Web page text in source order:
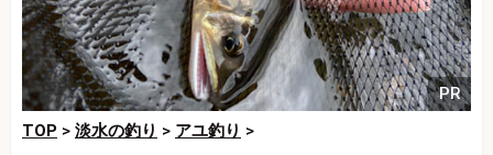
PR
TOP > 淡水の釣り > アユ釣り >